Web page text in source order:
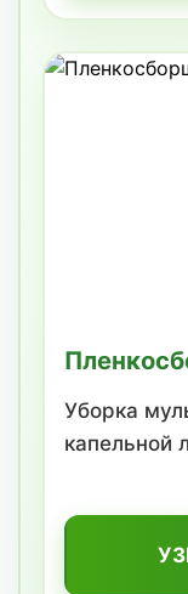
Уборка
капельной